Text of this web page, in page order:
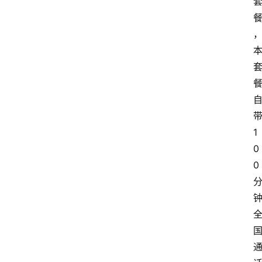
餐
，
本
套
餐
自
带
1
0
0
分
钟
全
国
通